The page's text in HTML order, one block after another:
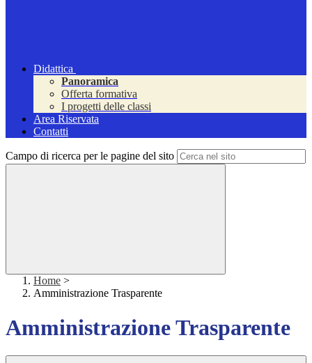
Didattica
Panoramica
Offerta formativa
I progetti delle classi
Area Riservata
Contatti
Campo di ricerca per le pagine del sito
Home >
Amministrazione Trasparente
Amministrazione Trasparente